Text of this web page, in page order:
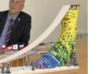
Praxis-